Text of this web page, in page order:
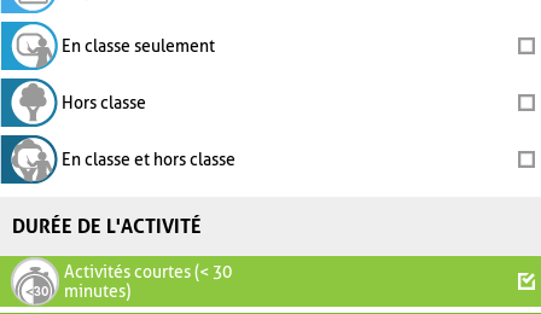
En classe seulement
Hors classe
En classe et hors classe
DURÉE DE L'ACTIVITÉ
Activités courtes (< 30
minutes)